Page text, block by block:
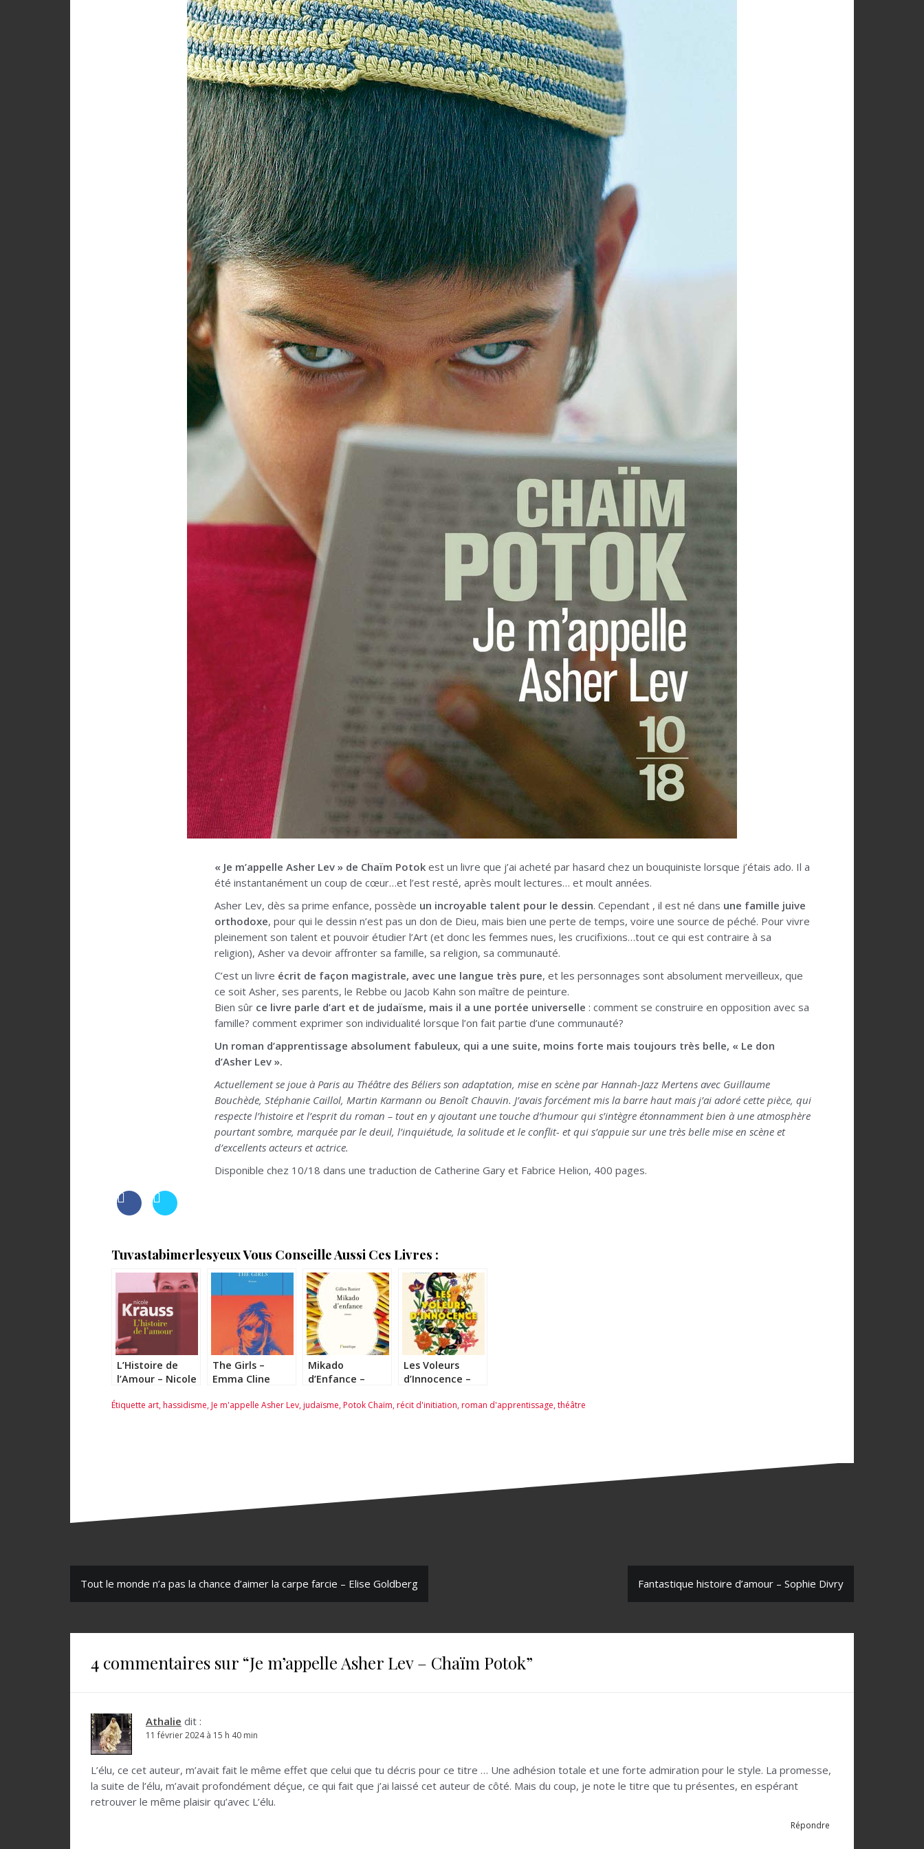
« Je m’appelle Asher Lev » de Chaïm Potok est un livre que j’ai acheté par hasard chez un bouquiniste lorsque j’étais ado. Il a
été instantanément un coup de cœur…et l’est resté, après moult lectures… et moult années.
Asher Lev, dès sa prime enfance, possède un incroyable talent pour le dessin. Cependant , il est né dans une famille juive
orthodoxe, pour qui le dessin n’est pas un don de Dieu, mais bien une perte de temps, voire une source de péché. Pour vivre
pleinement son talent et pouvoir étudier l’Art (et donc les femmes nues, les crucifixions…tout ce qui est contraire à sa
religion), Asher va devoir affronter sa famille, sa religion, sa communauté.
C’est un livre écrit de façon magistrale, avec une langue très pure, et les personnages sont absolument merveilleux, que
ce soit Asher, ses parents, le Rebbe ou Jacob Kahn son maître de peinture.
Bien sûr ce livre parle d’art et de judaïsme, mais il a une portée universelle : comment se construire en opposition avec sa
famille? comment exprimer son individualité lorsque l’on fait partie d’une communauté?
Un roman d’apprentissage absolument fabuleux, qui a une suite, moins forte mais toujours très belle, « Le don
d’Asher Lev ».
Actuellement se joue à Paris au Théâtre des Béliers son adaptation, mise en scène par Hannah-Jazz Mertens avec Guillaume
Bouchède, Stéphanie Caillol, Martin Karmann ou Benoît Chauvin. J’avais forcément mis la barre haut mais j’ai adoré cette pièce, qui
respecte l’histoire et l’esprit du roman – tout en y ajoutant une touche d’humour qui s’intègre étonnamment bien à une atmosphère
pourtant sombre, marquée par le deuil, l’inquiétude, la solitude et le conflit- et qui s’appuie sur une très belle mise en scène et
d’excellents acteurs et actrice.
Disponible chez 10/18 dans une traduction de Catherine Gary et Fabrice Helion, 400 pages.
Tuvastabimerlesyeux Vous Conseille Aussi Ces Livres :
L’Histoire de
l’Amour – Nicole
The Girls –
Emma Cline
Mikado
d’Enfance –
Les Voleurs
d’Innocence –
Étiquette art,hassidisme,Je m'appelle Asher Lev,judaïsme,Potok Chaïm,récit d'initiation,roman d'apprentissage,théâtre
N
v
Tout le monde n’a pas la chance d’aimer la carpe farcie – Elise Goldberg Fantastique histoire d’amour – Sophie Divry
4 commentaires sur “Je m’appelle Asher Lev – Chaïm Potok”
Athalie dit :
11 février 2024 à 15 h 40 min
L’élu, ce cet auteur, m’avait fait le même effet que celui que tu décris pour ce titre … Une adhésion totale et une forte admiration pour le style. La promesse,
la suite de l’élu, m’avait profondément déçue, ce qui fait que j’ai laissé cet auteur de côté. Mais du coup, je note le titre que tu présentes, en espérant
retrouver le même plaisir qu’avec L’élu.
Répondre